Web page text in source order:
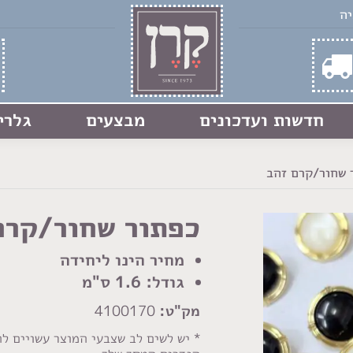
חדשות ועדכונים מבצעים
שחור/קרם זהב
כפתור שחור/
מחיר הינו ליחידה
גודל: 1.6 ס"מ
מק"ט:
* יש לשים לב שצבעי המוצר עשויים